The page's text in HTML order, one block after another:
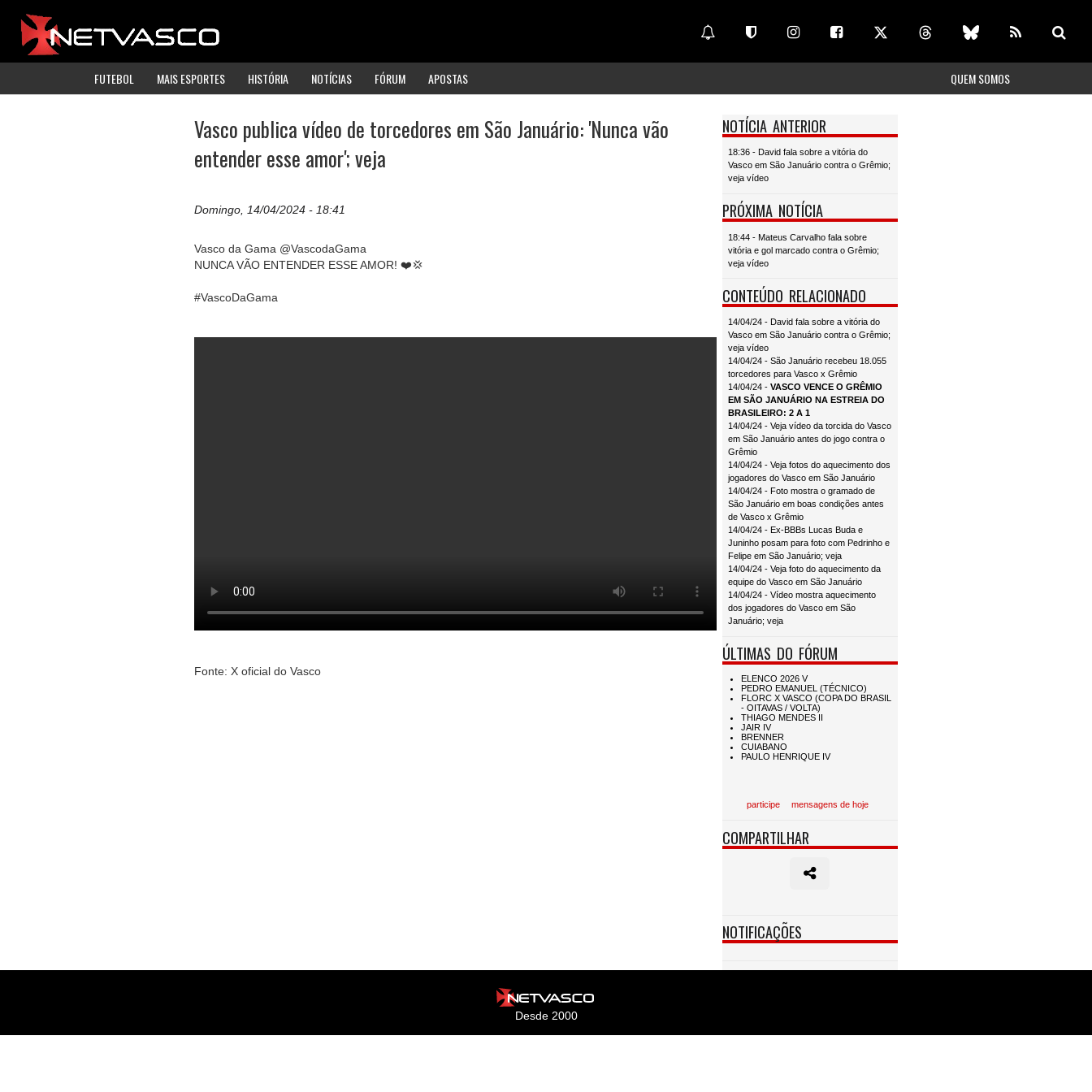
FUTEBOL MAIS ESPORTES HISTÓRIA NOTÍCIAS FÓRUM APOSTAS QUEM SOMOS
Vasco publica vídeo de torcedores em São Januário: 'Nunca vão
entender esse amor'; veja
Domingo, 14/04/2024 - 18:41
Vasco da Gama @VascodaGama
NUNCA VÃO ENTENDER ESSE AMOR! ❤️💢
#VascoDaGama
Fonte: X oficial do Vasco
NOTÍCIA ANTERIOR
18:36 - David fala sobre a vitória do
Vasco em São Januário contra o Grêmio;
veja vídeo
PRÓXIMA NOTÍCIA
18:44 - Mateus Carvalho fala sobre
vitória e gol marcado contra o Grêmio;
veja vídeo
CONTEÚDO RELACIONADO
14/04/24 - David fala sobre a vitória do
Vasco em São Januário contra o Grêmio;
veja vídeo
14/04/24 - São Januário recebeu 18.055
torcedores para Vasco x Grêmio
14/04/24 - VASCO VENCE O GRÊMIO
EM SÃO JANUÁRIO NA ESTREIA DO
BRASILEIRO: 2 A 1
14/04/24 - Veja vídeo da torcida do Vasco
em São Januário antes do jogo contra o
Grêmio
14/04/24 - Veja fotos do aquecimento dos
jogadores do Vasco em São Januário
14/04/24 - Foto mostra o gramado de
São Januário em boas condições antes
de Vasco x Grêmio
14/04/24 - Ex-BBBs Lucas Buda e
Juninho posam para foto com Pedrinho e
Felipe em São Januário; veja
14/04/24 - Veja foto do aquecimento da
equipe do Vasco em São Januário
14/04/24 - Vídeo mostra aquecimento
dos jogadores do Vasco em São
Januário; veja
ÚLTIMAS DO FÓRUM
participe mensagens de hoje
COMPARTILHAR
NOTIFICAÇÕES
Desde 2000